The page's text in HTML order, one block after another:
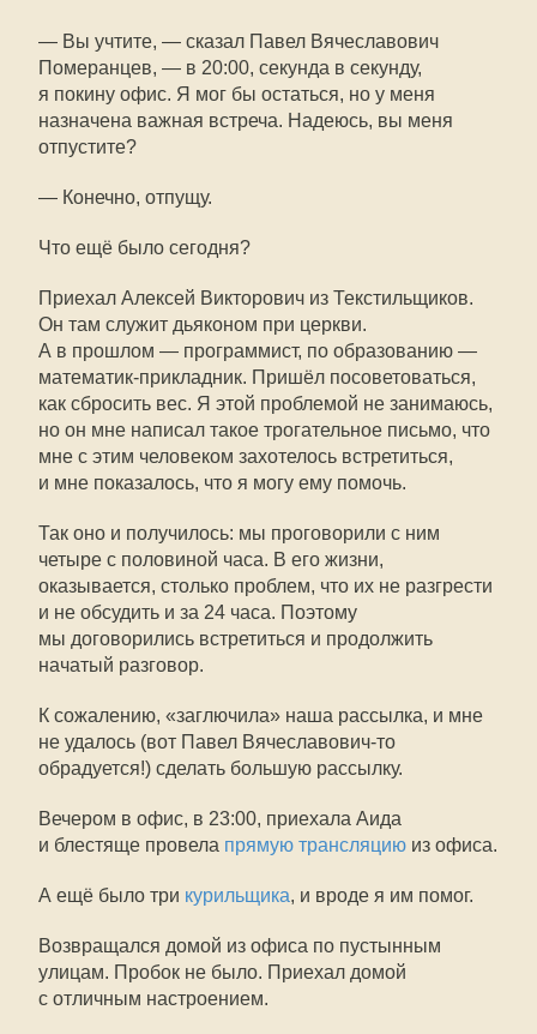
— Вы учтите, — сказал Павел Вячеславович
Померанцев, — в 20:00, секунда в секунду,
я покину офис. Я мог бы остаться, но у меня
назначена важная встреча. Надеюсь, вы меня
отпустите?
— Конечно, отпущу.
Что ещё было сегодня?
Приехал Алексей Викторович из Текстильщиков.
Он там служит дьяконом при церкви.
А в прошлом — программист, по образованию —
математик-прикладник. Пришёл посоветоваться,
как сбросить вес. Я этой проблемой не занимаюсь,
но он мне написал такое трогательное письмо, что
мне с этим человеком захотелось встретиться,
и мне показалось, что я могу ему помочь.
Так оно и получилось: мы проговорили с ним
четыре с половиной часа. В его жизни,
оказывается, столько проблем, что их не разгрести
и не обсудить и за 24 часа. Поэтому
мы договорились встретиться и продолжить
начатый разговор.
К сожалению, «заглючила» наша рассылка, и мне
не удалось (вот Павел Вячеславович-то
обрадуется!) сделать большую рассылку.
Вечером в офис, в 23:00, приехала Аида
и блестяще провела прямую трансляцию из офиса.
А ещё было три курильщика, и вроде я им помог.
Возвращался домой из офиса по пустынным
улицам. Пробок не было. Приехал домой
с отличным настроением.